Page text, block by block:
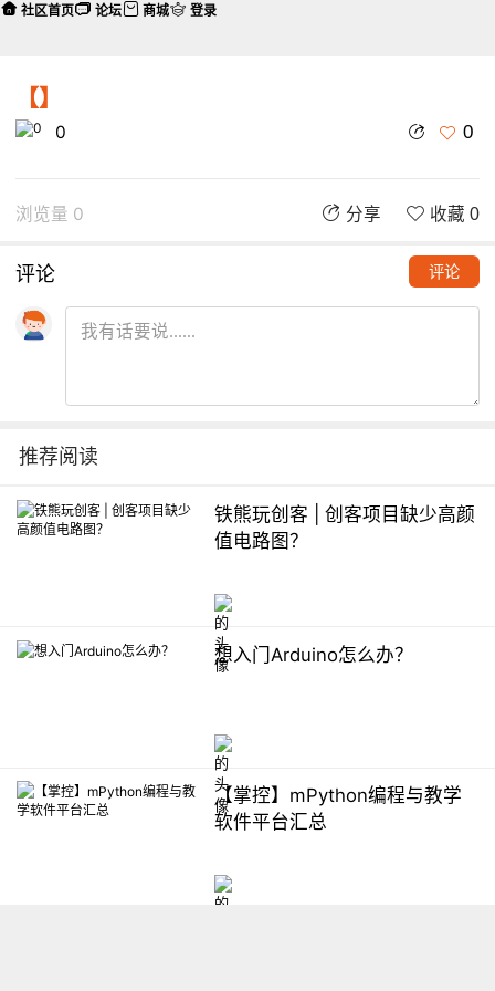
【】
0 0
浏览量 0 分享 收藏 0
评论 评论
推荐阅读
铁熊玩创客 | 创客项目缺少高颜
值电路图？
想入门Arduino怎么办？
【掌控】mPython编程与教学
软件平台汇总
社区首页 论坛 商城 登录